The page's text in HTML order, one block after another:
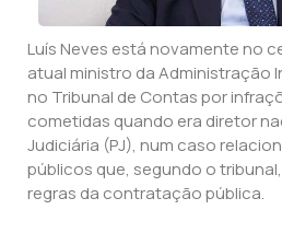
Luís Neves está novamente no
atual ministro da Administração
no Tribunal de Contas por
cometidas quando era diretor
Judiciária (PJ), num caso
públicos que, segundo o
regras da contratação pública.